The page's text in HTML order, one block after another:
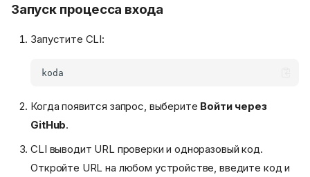
Запуск процесса входа
Запустите CLI:
Когда появится запрос, выберите Войти через
GitHub.
CLI выводит URL проверки и одноразовый код.
Откройте URL на любом устройстве, введите код и